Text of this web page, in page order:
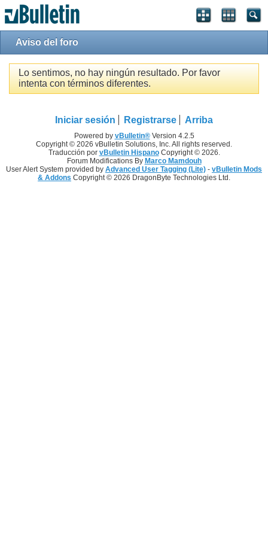
Aviso del foro
Lo sentimos, no hay ningún resultado. Por favor
intenta con términos diferentes.
Iniciar sesión Registrarse Arriba
Powered by vBulletin®Version 4.2.5
Copyright © 2026 vBulletin Solutions, Inc. All rights reserved.
Traducción por vBulletin HispanoCopyright © 2026.
Forum Modifications By Marco Mamdouh
User Alert System provided by Advanced User Tagging (Lite) - vBulletin Mods
& Addons Copyright © 2026 DragonByte Technologies Ltd.